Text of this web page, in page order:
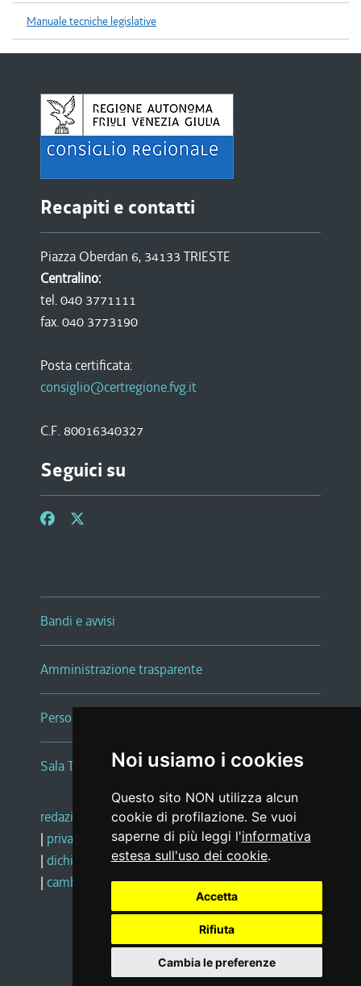
Noi usiamo i cookies
Questo sito NON utilizza alcun
cookie di profilazione. Se vuoi
saperne di più leggi l'informativa
estesa sull'uso dei cookie.
Accetta
Rifiuta
Cambia le preferenze
Manuale tecniche legislative
Recapiti e contatti
Piazza Oberdan 6, 34133 TRIESTE
Centralino:
tel. 040 3771111
fax. 040 3773190
Posta certificata:
consiglio@certregione.fvg.it
C.F. 80016340327
Seguici su
Bandi e avvisi
Amministrazione trasparente
Persone e Uffici
Sala Tiziano Tessitori
redazione web |note legali |glossario
| privacy
social media policy
| dichiarazione di accessibilità |feedback
| cambio preferenze cookie
Realizzato da